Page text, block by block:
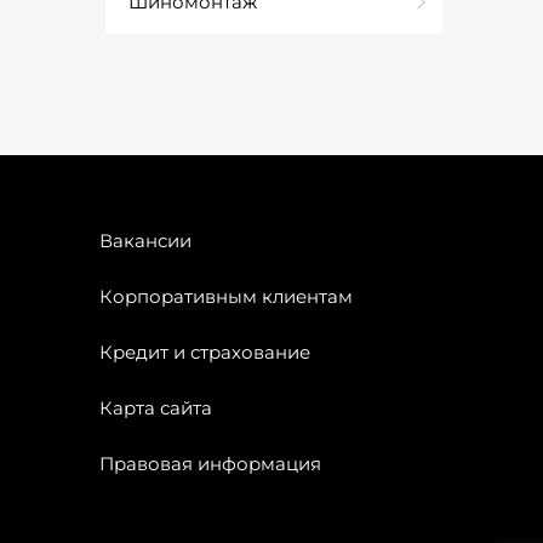
Вакансии
Корпоративным клиентам
Кредит и страхование
Карта сайта
Правовая информация